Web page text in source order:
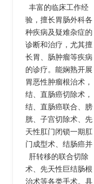
丰富的临床工作经
验，擅长胃肠外科各
种疾病及疑难杂症的
诊断和治疗，尤其擅
长胃、肠肿瘤等疾病
的诊疗。能娴熟开展
胃恶性肿瘤根治术，
结、直肠癌切除术，
结、直肠癌联合、膀
胱、子宫切除术、先
天性肛门闭锁一期肛
门成型术、结肠癌并
肝转移的联合切除
术、先天性巨结肠根
治术等各类手术。具